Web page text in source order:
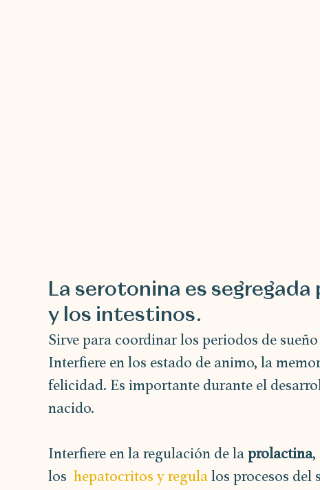
La serotonina es segregada
y los intestinos.
Sirve para coordinar los periodos de
Interfiere en los estado de animo, la
felicidad. Es importante durante el
nacido.
Interfiere en la regulación de la prolactina,
los hepatocritos y regula los procesos del